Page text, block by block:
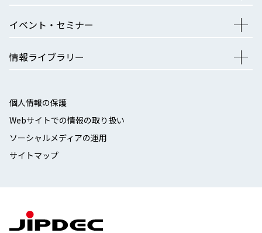
イベント・セミナー
情報ライブラリー
個人情報の保護
Webサイトでの情報の取り扱い
ソーシャルメディアの運用
サイトマップ